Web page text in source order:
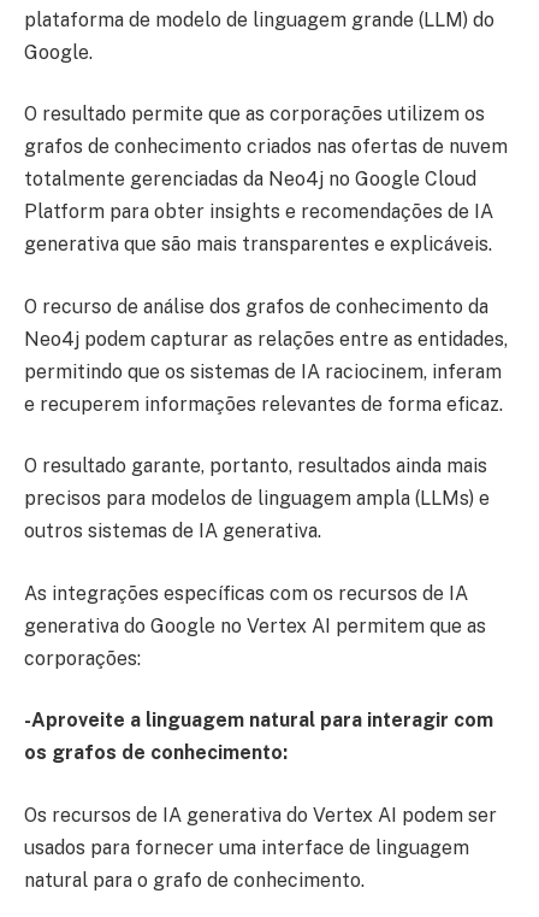
plataforma de modelo de linguagem grande (LLM) do
Google.
O resultado permite que as corporações utilizem os
grafos de conhecimento criados nas ofertas de nuvem
totalmente gerenciadas da Neo4j no Google Cloud
Platform para obter insights e recomendações de IA
generativa que são mais transparentes e explicáveis.
O recurso de análise dos grafos de conhecimento da
Neo4j podem capturar as relações entre as entidades,
permitindo que os sistemas de IA raciocinem, inferam
e recuperem informações relevantes de forma eficaz.
O resultado garante, portanto, resultados ainda mais
precisos para modelos de linguagem ampla (LLMs) e
outros sistemas de IA generativa.
As integrações específicas com os recursos de IA
generativa do Google no Vertex AI permitem que as
corporações:
-Aproveite a linguagem natural para interagir com
os grafos de conhecimento:
Os recursos de IA generativa do Vertex AI podem ser
usados para fornecer uma interface de linguagem
natural para o grafo de conhecimento.